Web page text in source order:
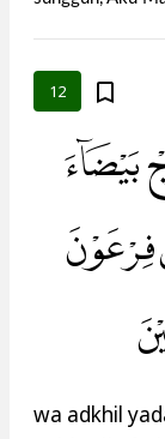
12
بَيْضَاۤءَ
فِرْعَوْنَ
wa adkhil